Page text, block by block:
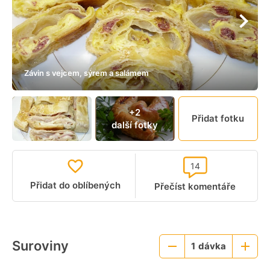
Závin s vejcem, sýrem a salámem
+2
další fotky
Přidat fotku
Přidat do oblíbených Přečíst komentáře
14
Suroviny
Menší
1 dávka
Větší